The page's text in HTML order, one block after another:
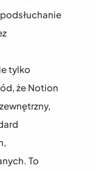
tylko
że Notion
To